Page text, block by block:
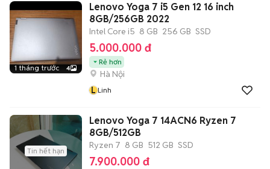
1 tháng trước 4
Lenovo Yoga 7 i5 Gen 12 16 inch
8GB/256GB 2022
Intel Core i5 8 GB 256 GB SSD
5.000.000 đ
Rẻ hơn
Hà Nội
L Linh
Tin hết hạn
Lenovo Yoga 7 14ACN6 Ryzen 7
8GB/512GB
Ryzen 7 8 GB 512 GB SSD
7.900.000 đ